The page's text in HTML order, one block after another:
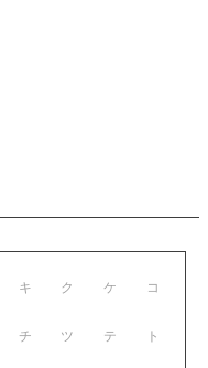
キ ク ケ コ
チ ツ テ ト